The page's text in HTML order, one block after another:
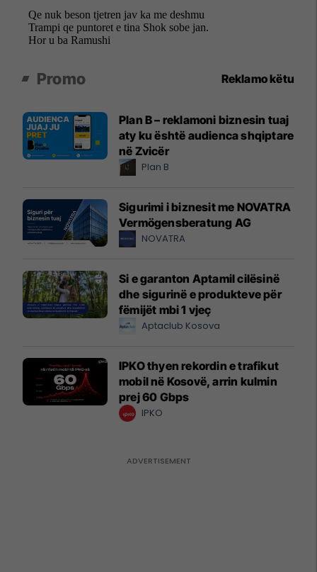
Promo Reklamo këtu
Plan B – reklamoni biznesin tuaj
aty ku është audienca shqiptare
në Zvicër
Plan B
Sigurimi i biznesit me NOVATRA
Vermögensberatung AG
NOVATRA
Si e garanton Aptamil cilësinë
dhe sigurinë e produkteve për
fëmijët mbi 1 vjeç
Aptaclub Kosova
IPKO thyen rekordin e trafikut
mobil në Kosovë, arrin kulmin
prej 60 Gbps
IPKO